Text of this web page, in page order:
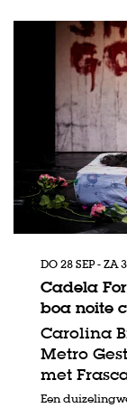
Cadela
boa noite
Carolina
Metro
met
DO 28 SEP-ZA
Een